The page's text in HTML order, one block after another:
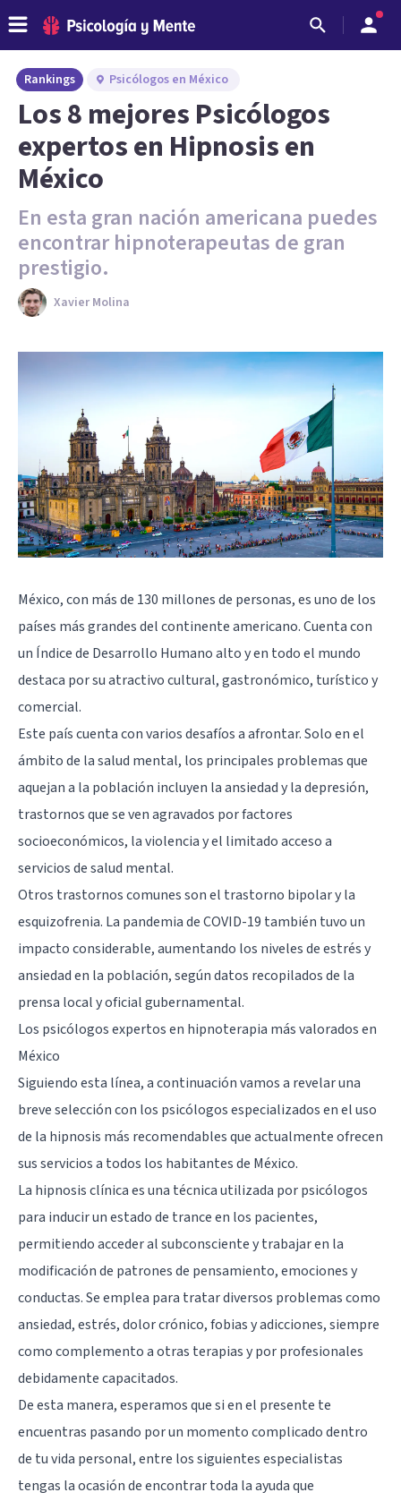
Rankings Psicólogos en México
Los 8 mejores Psicólogos
expertos en Hipnosis en
México
En esta gran nación americana puedes
encontrar hipnoterapeutas de gran
prestigio.
Xavier Molina
México, con más de 130 millones de personas, es uno de los
países más grandes del continente americano. Cuenta con
un Índice de Desarrollo Humano alto y en todo el mundo
destaca por su atractivo cultural, gastronómico, turístico y
comercial.
Este país cuenta con varios desafíos a afrontar. Solo en el
ámbito de la salud mental, los principales problemas que
aquejan a la población incluyen la ansiedad y la depresión,
trastornos que se ven agravados por factores
socioeconómicos, la violencia y el limitado acceso a
servicios de salud mental.
Otros trastornos comunes son el trastorno bipolar y la
esquizofrenia. La pandemia de COVID-19 también tuvo un
impacto considerable, aumentando los niveles de estrés y
ansiedad en la población, según datos recopilados de la
prensa local y oficial gubernamental.
Los psicólogos expertos en hipnoterapia más valorados en
México
Siguiendo esta línea, a continuación vamos a revelar una
breve selección con los psicólogos especializados en el uso
de la hipnosis más recomendables que actualmente ofrecen
sus servicios a todos los habitantes de México.
La hipnosis clínica es una técnica utilizada por psicólogos
para inducir un estado de trance en los pacientes,
permitiendo acceder al subconsciente y trabajar en la
modificación de patrones de pensamiento, emociones y
conductas. Se emplea para tratar diversos problemas como
ansiedad, estrés, dolor crónico, fobias y adicciones, siempre
como complemento a otras terapias y por profesionales
debidamente capacitados.
De esta manera, esperamos que si en el presente te
encuentras pasando por un momento complicado dentro
de tu vida personal, entre los siguientes especialistas
tengas la ocasión de encontrar toda la ayuda que